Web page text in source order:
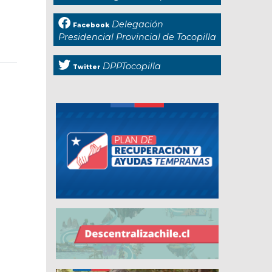
Facebook Delegación
Presidencial Provincial de Tocopilla
Twitter DPPTocopilla